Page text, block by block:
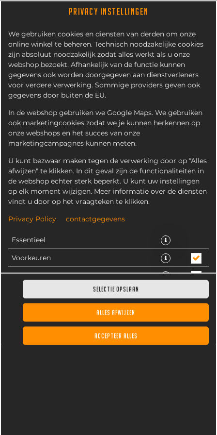
PRIVACY INSTELLINGEN
We gebruiken cookies en diensten van derden om onze
online winkel te beheren. Technisch noodzakelijke cookies
zijn absoluut noodzakelijk zodat alles werkt als u onze
webshop bezoekt. Afhankelijk van de functie kunnen
gegevens ook worden doorgegeven aan dienstverleners
voor verdere verwerking. Sommige providers geven ook
gegevens door buiten de EU.
In de webshop gebruiken we Google Maps. We gebruiken
ook marketingcookies zodat we je kunnen herkennen op
onze webshops en het succes van onze
marketingcampagnes kunnen meten.
U kunt bezwaar maken tegen de verwerking door op "Alles
afwijzen" te klikken. In dit geval zijn de functionaliteiten in
de webshop echter sterk beperkt. U kunt uw instellingen
op elk moment wijzigen. Meer informatie over de diensten
vindt u door op het vraagteken te klikken.
Privacy Policy contactgegevens
Essentieel
Voorkeuren
Statistieken
SELECTIE OPSLAAN
ALLES AFWIJZEN
ACCEPTEER ALLES
BRAZILIAANSE KIPBURGER
MENU
Kipburger van krokante kipfilet, kaas en jamballasaus,
met frisse ijsberg salade. Inclusief frites, fritessaus en
dagverse gemengde salade.